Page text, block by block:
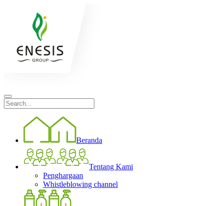
Beranda
Tentang Kami
Penghargaan
Whistleblowing channel